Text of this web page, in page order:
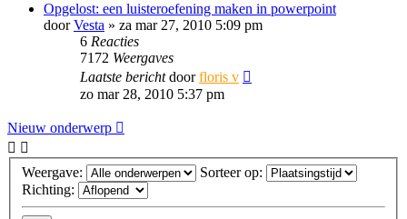
Opgelost: een luisteroefening maken in powerpoint
doorVesta » za mar 27, 2010 5:09 pm
6 Reacties
7172 Weergaves
Laatste berichtdoorfloris v
zo mar 28, 2010 5:37 pm
Nieuw onderwerp
Weergave:
Sorteer op:
Richting: